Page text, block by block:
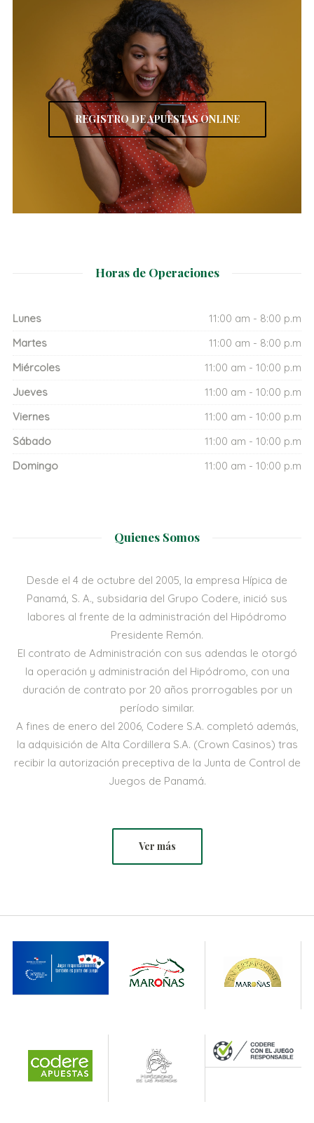
REGISTRO DE APUESTAS ONLINE
Horas de Operaciones
Lunes
11:00 am - 8:00 p.m
Martes
11:00 am - 8:00 p.m
Miércoles
11:00 am - 10:00 p.m
Jueves
11:00 am - 10:00 p.m
Viernes
11:00 am - 10:00 p.m
Sábado
11:00 am - 10:00 p.m
Domingo
11:00 am - 10:00 p.m
Quienes Somos
Desde el 4 de octubre del 2005, la empresa Hípica de
Panamá, S. A., subsidaria del Grupo Codere, inició sus
labores al frente de la administración del Hipódromo
Presidente Remón.
El contrato de Administración con sus adendas le otorgó
la operación y administración del Hipódromo, con una
duración de contrato por 20 años prorrogables por un
período similar.
A fines de enero del 2006, Codere S.A. completó además,
la adquisición de Alta Cordillera S.A. (Crown Casinos) tras
recibir la autorización preceptiva de la Junta de Control de
Juegos de Panamá.
Ver más